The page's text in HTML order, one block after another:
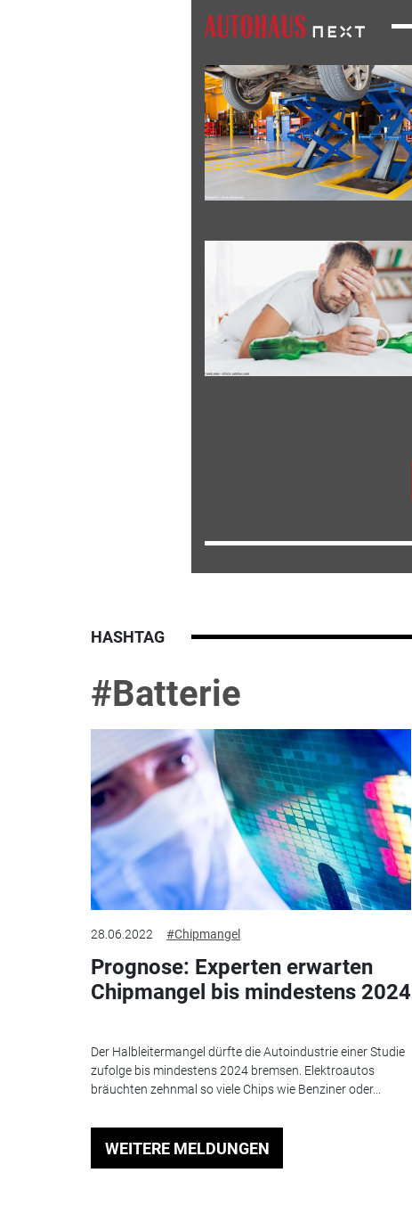
HASHTAG
#Batterie
28.06.2022 #Chipmangel
Prognose: Experten erwarten
Chipmangel bis mindestens 2024
Der Halbleitermangel dürfte die Autoindustrie einer Studie
zufolge bis mindestens 2024 bremsen. Elektroautos
bräuchten zehnmal so viele Chips wie Benziner oder...
WEITERE MELDUNGEN